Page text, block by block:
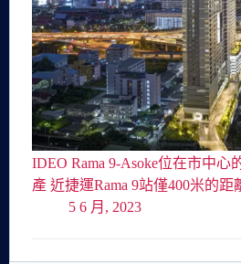
IDEO Rama 9-Asoke位在市中心
產 近捷運Rama 9站僅400米的
5 6 月, 2023